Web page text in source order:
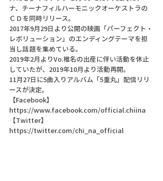
ナ、チーナフィルハーモニックオーケストラの
ＣＤを同時リリース。
2017年9月29日より公開の映画「パーフェクト・
レボリューション」のエンディングテーマを担
当し話題を集めている。
2019年2月よりVo.椎名の出産に伴い活動を休止
していたが、2019年10月より活動再開。
11月27日に5曲入りアルバム「5重丸」配信リリ
ースが決定。
【Facebook】
https://www.facebook.com/official.chiina
【Twitter】
https://twitter.com/chi_na_official